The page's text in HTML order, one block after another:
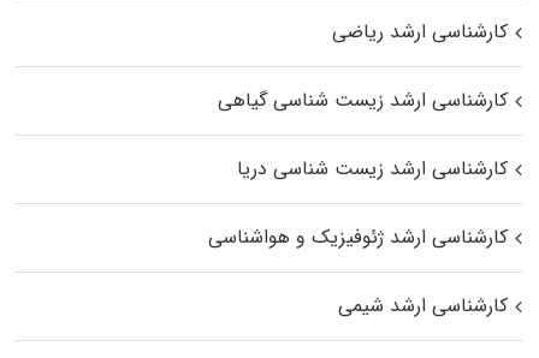
کارشناسی ارشد ریاضی
کارشناسی ارشد زیست‌ شناسی گیاهی
کارشناسی ارشد زیست‌ شناسی دریا
کارشناسی ارشد ژئوفیزیک و هواشناسی
کارشناسی ارشد شیمی